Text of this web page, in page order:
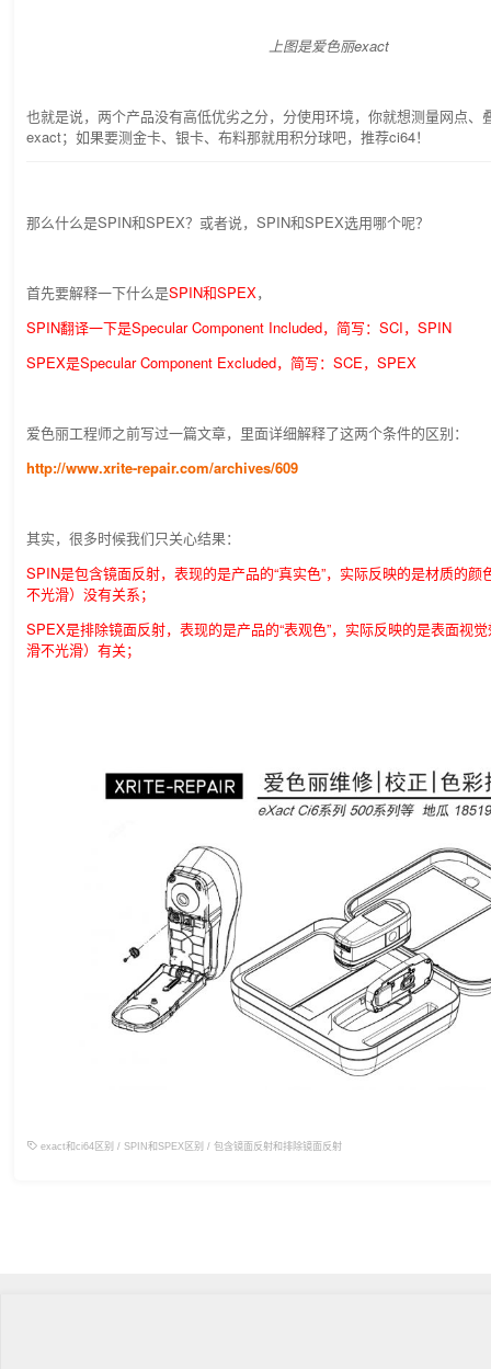
上图是爱色丽exact
也就是说，两个产品没有高低优劣之分，分使用环境，你就想测量网点、
exact；如果要测金卡、银卡、布料那就用积分球吧，推荐ci64！
那么什么是SPIN和SPEX？或者说，SPIN和SPEX选用哪个呢？
首先要解释一下什么是SPIN和SPEX，
SPIN翻译一下是Specular Component Included，简写：SCI，SPIN
SPEX是Specular Component Excluded，简写：SCE，SPEX
爱色丽工程师之前写过一篇文章，里面详细解释了这两个条件的区别：
http://www.xrite-repair.com/archives/609
其实，很多时候我们只关心结果：
SPIN是包含镜面反射，表现的是产品的“真实色”，实际反映的是材质的颜
不光滑）没有关系；
SPEX是排除镜面反射，表现的是产品的“表观色”，实际反映的是表面视
滑不光滑）有关；
exact和ci64区别 / SPIN和SPEX区别 / 包含镜面反射和排除镜面反射